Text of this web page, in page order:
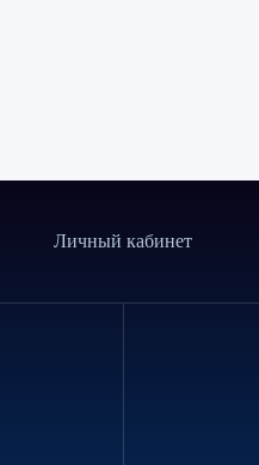
Личный кабинет